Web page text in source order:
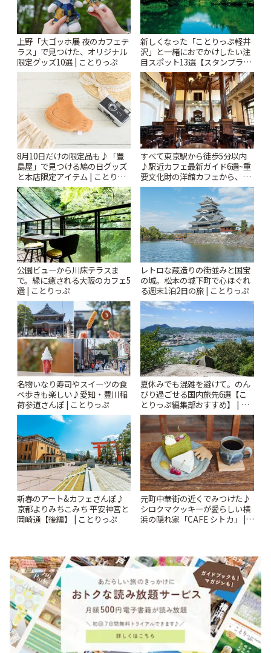
上野「大ゴッホ展 夜のカフェテ
ラス」で見つけた、オリジナル
限定グッズ10選 | ことりっぷ
新しくなった「ことりっぷ軽井
沢」と一緒におでかけしたい注
目スポット13選【スタンプラリ
ー開催中】 | ことりっぷ
8月10日だけの限定品も♪「豊
島屋」で見つける鳩の日グッズ
と本店限定アイテム | ことりっ
ぷ
すべて東京駅から徒歩5分以内
♪駅近カフェ最新ガイド6選~重
要文化財の洋館カフェから、改
札すぐのレトロ喫茶まで~ | こと
公園ビューから川床テラスま
で。緑に癒される大阪のカフェ5
選 | ことりっぷ
レトロな蔵造りの街並みと国宝
の城。松本の城下町で心ほぐれ
る週末1泊2日の旅 | ことりっぷ
名物いなり寿司やスイーツの食
べ歩きも楽しい♪愛知・豊川稲
荷参道さんぽ | ことりっぷ
夏休みでも混雑を避けて。のん
びり過ごせる国内旅先6選【こ
とりっぷ編集部おすすめ】 | こ
とりっぷ
新春のアート&カフェさんぽ♪
京都よりみちこみち 平安神宮と
岡崎通【後編】 | ことりっぷ
元町中華街の近くでみつけた♪
シロクマクッキーが愛らしい横
浜の隠れ家「CAFE シトカ」 |